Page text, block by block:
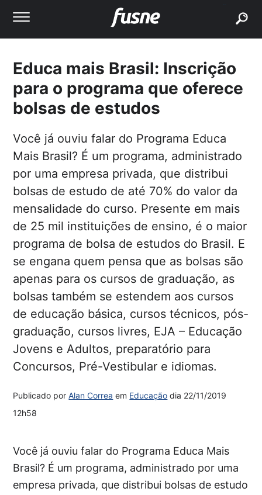
Educa mais Brasil: Inscrição
para o programa que oferece
bolsas de estudos
Você já ouviu falar do Programa Educa
Mais Brasil? É um programa, administrado
por uma empresa privada, que distribui
bolsas de estudo de até 70% do valor da
mensalidade do curso. Presente em mais
de 25 mil instituições de ensino, é o maior
programa de bolsa de estudos do Brasil. E
se engana quem pensa que as bolsas são
apenas para os cursos de graduação, as
bolsas também se estendem aos cursos
de educação básica, cursos técnicos, pós-
graduação, cursos livres, EJA – Educação
Jovens e Adultos, preparatório para
Concursos, Pré-Vestibular e idiomas.
Publicado porAlan Correa em Educação dia 22/11/2019
12h58
Você já ouviu falar do Programa Educa Mais
Brasil? É um programa, administrado por uma
empresa privada, que distribui bolsas de estudo